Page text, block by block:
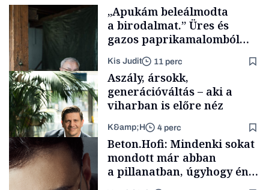
Családi
vállalkozások
„Apukám beleálmodta
a birodalmat.” Üres és
gazos paprikamalomból
lett az igazi családi
fűszersztori
Kis Judit 11 perc
Aszály, ársokk,
generációváltás – aki a
viharban is előre néz
K&amp;H 4 perc
Beton.Hofi: Mindenki sokat
mondott már abban
a pillanatban, úgyhogy én
a legsarkosabb